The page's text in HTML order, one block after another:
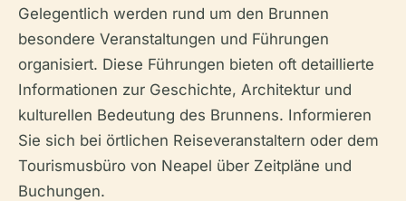
Gelegentlich werden rund um den Brunnen
besondere Veranstaltungen und Führungen
organisiert. Diese Führungen bieten oft detaillierte
Informationen zur Geschichte, Architektur und
kulturellen Bedeutung des Brunnens. Informieren
Sie sich bei örtlichen Reiseveranstaltern oder dem
Tourismusbüro von Neapel über Zeitpläne und
Buchungen.